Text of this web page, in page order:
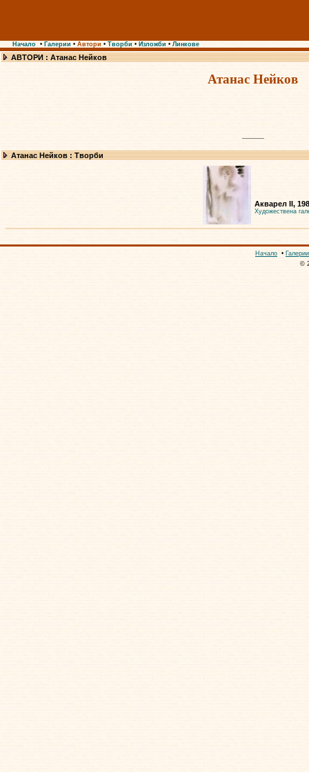
Начало • Галерии • Автори • Творби • Изложби • Линкове
АВТОРИ : Атанас Нейков
Атанас Нейков
Атанас Нейков : Творби
Акварел II,
Художествена
Начало • Галерии
©